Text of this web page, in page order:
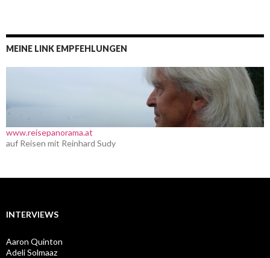
MEINE LINK EMPFEHLUNGEN
www.reisepanorama.at
auf Reisen mit Reinhard Sudy
INTERVIEWS
Aaron Quinton
Adeli Solmaaz